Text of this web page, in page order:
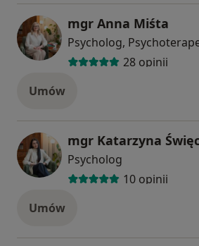
mgr Anna Miśta
Psycholog,
28 opinii
Umów
mgr Katarzyna
Psycholog
10 opinii
Umów